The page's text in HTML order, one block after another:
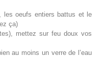
les oeufs entiers battus et le
ça)
mettez sur feu doux vos
au moins un verre de l’eau